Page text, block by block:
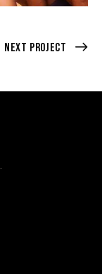
Next Project